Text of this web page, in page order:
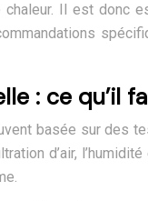
Il est donc
: ce qu’il
basée sur des
d’air,